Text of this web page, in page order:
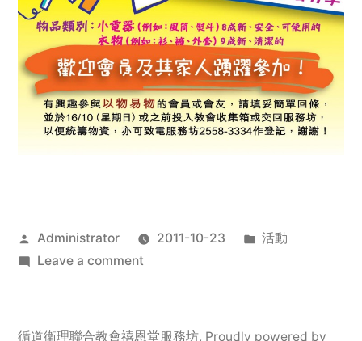
Posted
by
Administrator 2011-10-23
Posted
活動
Leave a commenton
服
循道衛理聯合教會禧恩堂服務坊, Proudly powered by